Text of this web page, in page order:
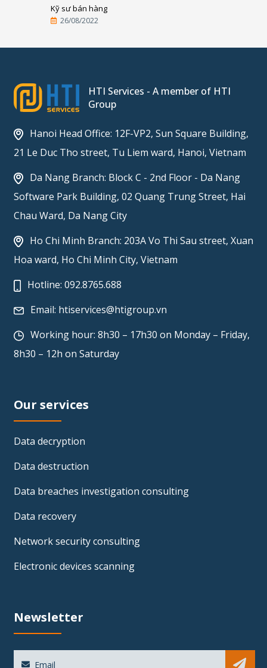
Kỹ sư bán hàng
26/08/2022
HTI Services - A member of HTI
Group
Hanoi Head Office: 12F-VP2, Sun Square Building,
21 Le Duc Tho street, Tu Liem ward, Hanoi, Vietnam
Da Nang Branch: Block C - 2nd Floor - Da Nang
Software Park Building, 02 Quang Trung Street, Hai
Chau Ward, Da Nang City
Ho Chi Minh Branch: 203A Vo Thi Sau street, Xuan
Hoa ward, Ho Chi Minh City, Vietnam
Hotline:092.8765.688
Email: htiservices@htigroup.vn
Working hour: 8h30 – 17h30 on Monday – Friday,
8h30 – 12h on Saturday
Our services
Data decryption
Data destruction
Data breaches investigation consulting
Data recovery
Network security consulting
Electronic devices scanning
Newsletter
Sub